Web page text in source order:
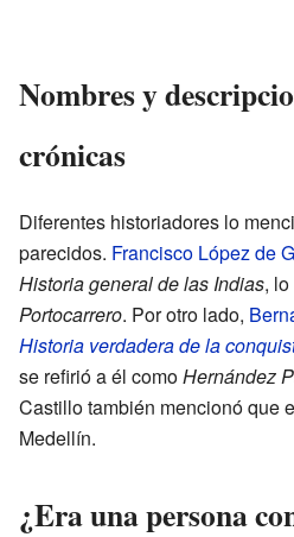
Nombres y
crónicas
Diferentes historiadores lo
parecidos. Francisco López de
Historia general de las Indias,
Portocarrero. Por otro lado,
Historia verdadera de la
se refirió a él comoHernández
Castillo también mencionó que
Medellín.
¿Era una persona